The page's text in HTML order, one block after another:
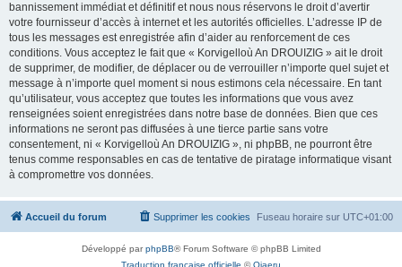
bannissement immédiat et définitif et nous nous réservons le droit d’avertir
votre fournisseur d’accès à internet et les autorités officielles. L’adresse IP de
tous les messages est enregistrée afin d’aider au renforcement de ces
conditions. Vous acceptez le fait que « Korvigelloù An DROUIZIG » ait le droit
de supprimer, de modifier, de déplacer ou de verrouiller n’importe quel sujet et
message à n’importe quel moment si nous estimons cela nécessaire. En tant
qu’utilisateur, vous acceptez que toutes les informations que vous avez
renseignées soient enregistrées dans notre base de données. Bien que ces
informations ne seront pas diffusées à une tierce partie sans votre
consentement, ni « Korvigelloù An DROUIZIG », ni phpBB, ne pourront être
tenus comme responsables en cas de tentative de piratage informatique visant
à compromettre vos données.
Accueil du forum Fuseau horaire sur UTC+01:00
Supprimer les cookies
Développé parphpBB® Forum Software © phpBB Limited
Traduction française officielle ©Qiaeru